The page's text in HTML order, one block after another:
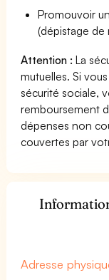
Promouvoir
(dépistage de
Attention : La
mutuelles. Si
sécurité sociale,
remboursement
dépenses non
couvertes par
Adresse